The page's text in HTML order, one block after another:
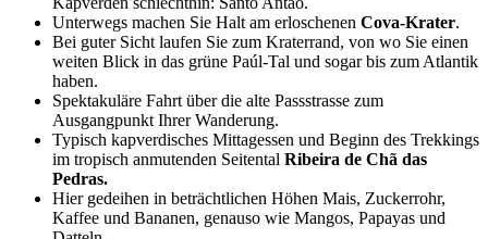
Unterwegs machen Sie Halt am erloschenen Cova-Krater.
Bei guter Sicht laufen Sie zum Kraterrand, von wo Sie einen
weiten Blick in das grüne Paúl-Tal und sogar bis zum Atlantik
haben.
Spektakuläre Fahrt über die alte Passstrasse zum
Ausgangpunkt Ihrer Wanderung.
Typisch kapverdisches Mittagessen und Beginn des Trekkings
im tropisch anmutenden Seitental Ribeira de Chã das
Pedras.
Hier gedeihen in beträchtlichen Höhen Mais, Zuckerrohr,
Kaffee und Bananen, genauso wie Mangos, Papayas und